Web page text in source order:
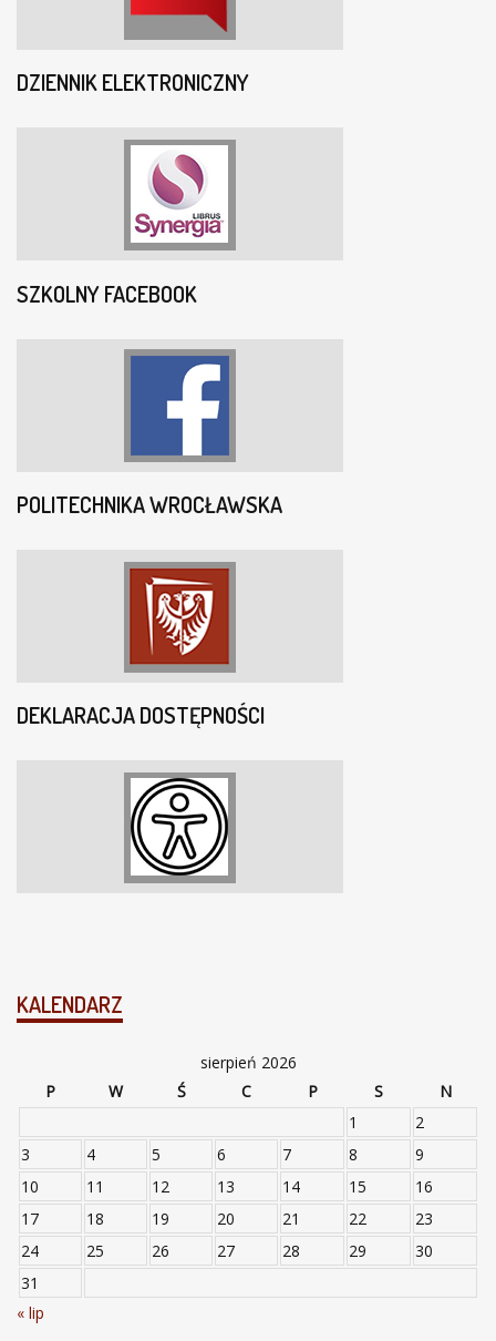
DZIENNIK ELEKTRONICZNY
SZKOLNY FACEBOOK
POLITECHNIKA WROCŁAWSKA
DEKLARACJA DOSTĘPNOŚCI
KALENDARZ
sierpień 2026
P
W Ś C P S
N
1
2
3
4 5 6 7 8
9
10
11 12 13 14 15
16
17
18 19 20 21 22
23
24
25 26 27 28 29
30
31
« lip